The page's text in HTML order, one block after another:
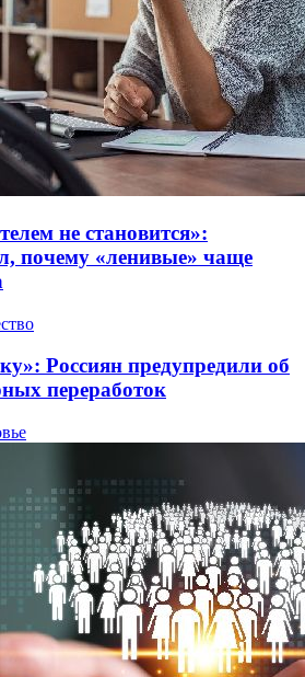
не становится»:
почему «ленивые» чаще
Россиян предупредили об
переработок